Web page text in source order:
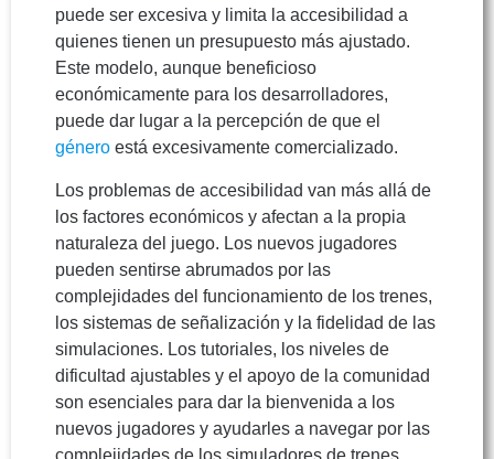
puede ser excesiva y limita la accesibilidad a
quienes tienen un presupuesto más ajustado.
Este modelo, aunque beneficioso
económicamente para los desarrolladores,
puede dar lugar a la percepción de que el
género está excesivamente comercializado.
Los problemas de accesibilidad van más allá de
los factores económicos y afectan a la propia
naturaleza del juego. Los nuevos jugadores
pueden sentirse abrumados por las
complejidades del funcionamiento de los trenes,
los sistemas de señalización y la fidelidad de las
simulaciones. Los tutoriales, los niveles de
dificultad ajustables y el apoyo de la comunidad
son esenciales para dar la bienvenida a los
nuevos jugadores y ayudarles a navegar por las
complejidades de los simuladores de trenes.